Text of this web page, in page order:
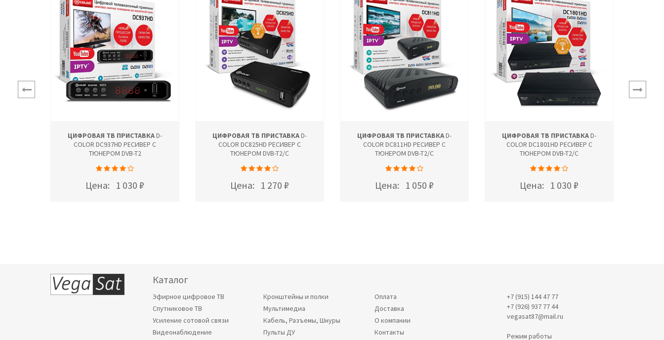
ЦИФРОВАЯ ТВ ПРИСТАВКАD-
COLOR DC937HD РЕСИВЕР С
ТЮНЕРОМ DVB-T2
Цена: 1 030 ₽
ЦИФРОВАЯ ТВ ПРИСТАВКАD-
COLOR DC825HD РЕСИВЕР С
ТЮНЕРОМ DVB-T2/C
Цена: 1 270 ₽
ЦИФРОВАЯ ТВ ПРИСТАВКАD-
COLOR DC811HD РЕСИВЕР С
ТЮНЕРОМ DVB-T2/C
Цена: 1 050 ₽
ЦИФРОВАЯ ТВ ПРИСТАВКАD-
COLOR DC1801HD РЕСИВЕР С
ТЮНЕРОМ DVB-T2/C
Цена: 1 030 ₽
Каталог
Эфирное цифровое ТВ
Спутниковое ТВ
Усиление сотовой связи
Видеонаблюдение
Кронштейны и полки
Мультимедиа
Кабель, Разъемы, Шнуры
Пульты ДУ
Оплата
Доставка
О компании
Контакты
+7 (915) 144 47 77
+7 (926) 937 77 44
vegasat87@mail.ru
Режим работы